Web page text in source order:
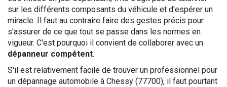
sur les différents composants du véhicule et d'espérer un
miracle. Il faut au contraire faire des gestes précis pour
s'assurer de ce que tout se passe dans les normes en
vigueur. C'est pourquoi il convient de collaborer avec un
dépanneur compétent.
S'il est relativement facile de trouver un professionnel pour
un dépannage automobile à Chessy (77700), il faut pourtant